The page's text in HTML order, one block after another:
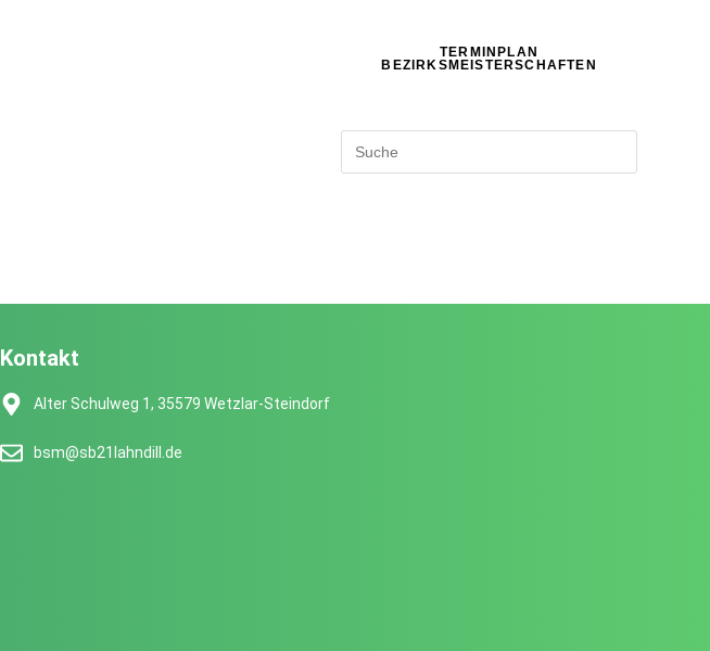
TERMINPLAN
BEZIRKSMEISTERSCHAFTEN
Kontakt
Alter Schulweg 1, 35579 Wetzlar-Steindorf
bsm@sb21lahndill.de